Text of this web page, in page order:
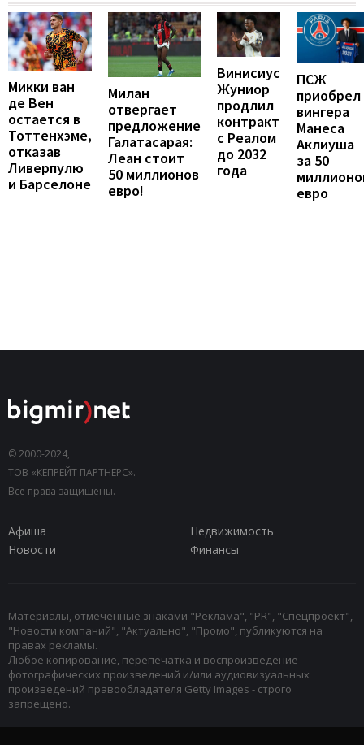
Микки ван
де Вен
остается в
Тоттенхэме,
отказав
Ливерпулю
и Барселоне
Милан
отвергает
предложение
Галатасарая:
Леан стоит
50 миллионов
евро!
Винисиус
Жуниор
продлил
контракт
с Реалом
до 2032
года
ПСЖ
приобрел
вингера
Манеса
Аклиуша
за 50
евро
© 2000-2024,
ТОВ «КЕПРЕЙТ ПАРТНЕРС».
Все права защищены.
Афиша
Недвижимость
Новости
Финансы
Материалы, отмеченные знаками "Реклама", "PR", "Спецпроект",
"Новости компаний", "Актуально", "Промо", публикуются на
правах рекламы.
Любое копирование, перепечатка и воспроизведение
фотографических произведений и/или аудиовизуальных
произведений правообладателя Getty Images - строго
запрещено.